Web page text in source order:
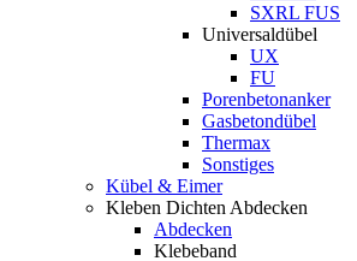
SXRL FUS
Universaldübel
UX
FU
Porenbetonanker
Gasbetondübel
Thermax
Sonstiges
Kübel & Eimer
Kleben Dichten Abdecken
Abdecken
Klebeband